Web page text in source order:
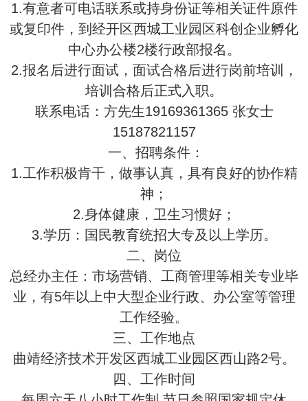
1.有意者可电话联系或持身份证等相关证件原件
或复印件，到经开区西城工业园区科创企业孵化
中心办公楼2楼行政部报名。
2.报名后进行面试，面试合格后进行岗前培训，
培训合格后正式入职。
联系电话：方先生19169361365 张女士
15187821157
一、招聘条件：
1.工作积极肯干，做事认真，具有良好的协作精
神；
2.身体健康，卫生习惯好；
3.学历：国民教育统招大专及以上学历。
二、岗位
总经办主任：市场营销、工商管理等相关专业毕
业，有5年以上中大型企业行政、办公室等管理
工作经验。
三、工作地点
曲靖经济技术开发区西城工业园区西山路2号。
四、工作时间